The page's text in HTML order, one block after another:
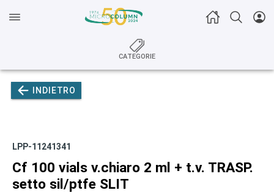
CATEGORIE
INDIETRO
LPP-11241341
Cf 100 vials v.chiaro 2 ml + t.v. TRASP.
setto sil/ptfe SLIT